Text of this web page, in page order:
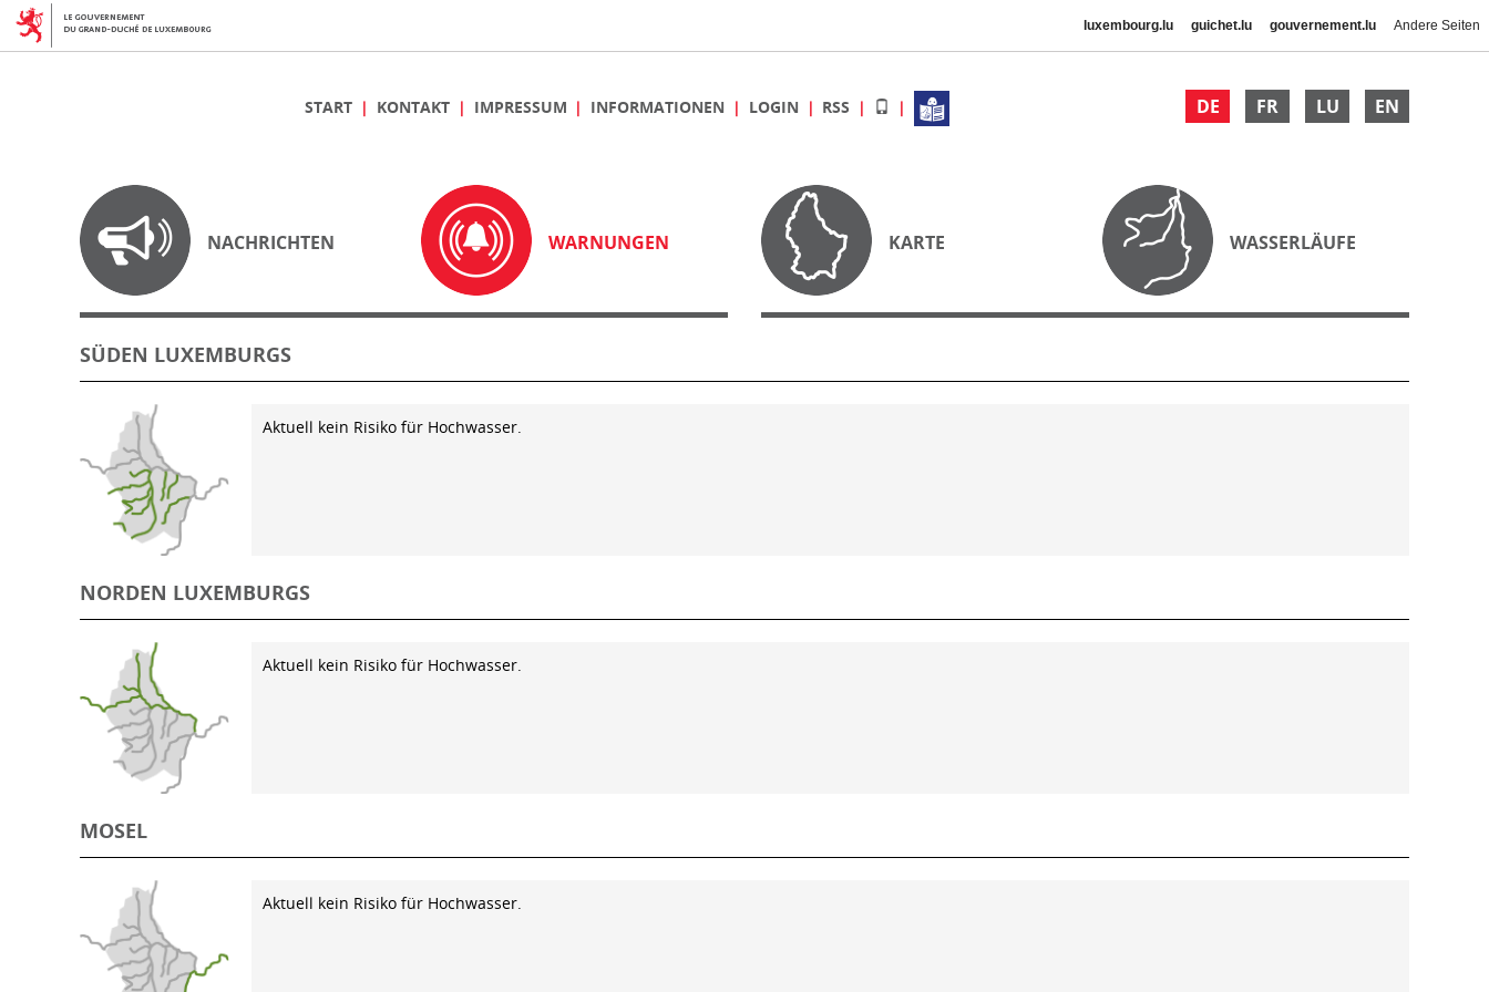
luxembourg.lu guichet.lu gouvernement.lu Andere Seiten
DE FR LU EN
START KONTAKT IMPRESSUM INFORMATIONEN LOGIN RSS
NACHRICHTEN WARNUNGEN KARTE WASSERLÄUFE
SÜDEN LUXEMBURGS
Aktuell kein Risiko für Hochwasser.
NORDEN LUXEMBURGS
Aktuell kein Risiko für Hochwasser.
MOSEL
Aktuell kein Risiko für Hochwasser.